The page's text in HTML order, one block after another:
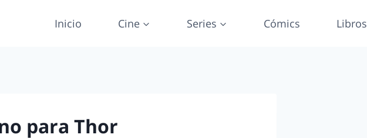
Inicio Cine Series Cómics Libros
para Thor